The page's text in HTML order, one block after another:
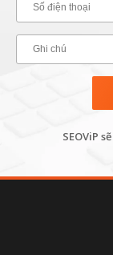
SEOViP